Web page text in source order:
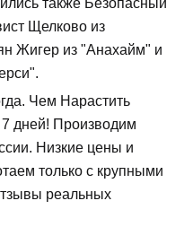
также Безопасный
Щелково из
Жигер из "Анахайм" и
Чем Нарастить
дней! Производим
Низкие цены и
только с крупными
реальных